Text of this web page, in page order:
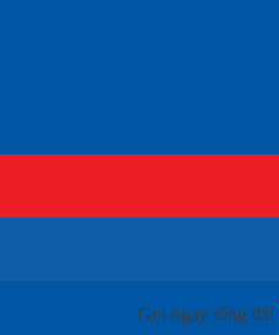
Gọi ngay tổng đài